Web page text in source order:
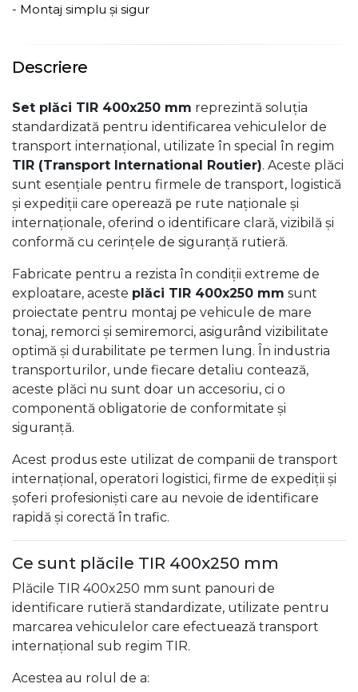
- Montaj simplu și sigur
Descriere
Set plăci TIR 400x250 mm reprezintă soluția
standardizată pentru identificarea vehiculelor de
transport internațional, utilizate în special în regim
TIR (Transport International Routier). Aceste plăci
sunt esențiale pentru firmele de transport, logistică
și expediții care operează pe rute naționale și
internaționale, oferind o identificare clară, vizibilă și
conformă cu cerințele de siguranță rutieră.
Fabricate pentru a rezista în condiții extreme de
exploatare, aceste plăci TIR 400x250 mm sunt
proiectate pentru montaj pe vehicule de mare
tonaj, remorci și semiremorci, asigurând vizibilitate
optimă și durabilitate pe termen lung. În industria
transporturilor, unde fiecare detaliu contează,
aceste plăci nu sunt doar un accesoriu, ci o
componentă obligatorie de conformitate și
siguranță.
Acest produs este utilizat de companii de transport
internațional, operatori logistici, firme de expediții și
șoferi profesioniști care au nevoie de identificare
rapidă și corectă în trafic.
Ce sunt plăcile TIR 400x250 mm
Plăcile TIR 400x250 mm sunt panouri de
identificare rutieră standardizate, utilizate pentru
marcarea vehiculelor care efectuează transport
internațional sub regim TIR.
Acestea au rolul de a: